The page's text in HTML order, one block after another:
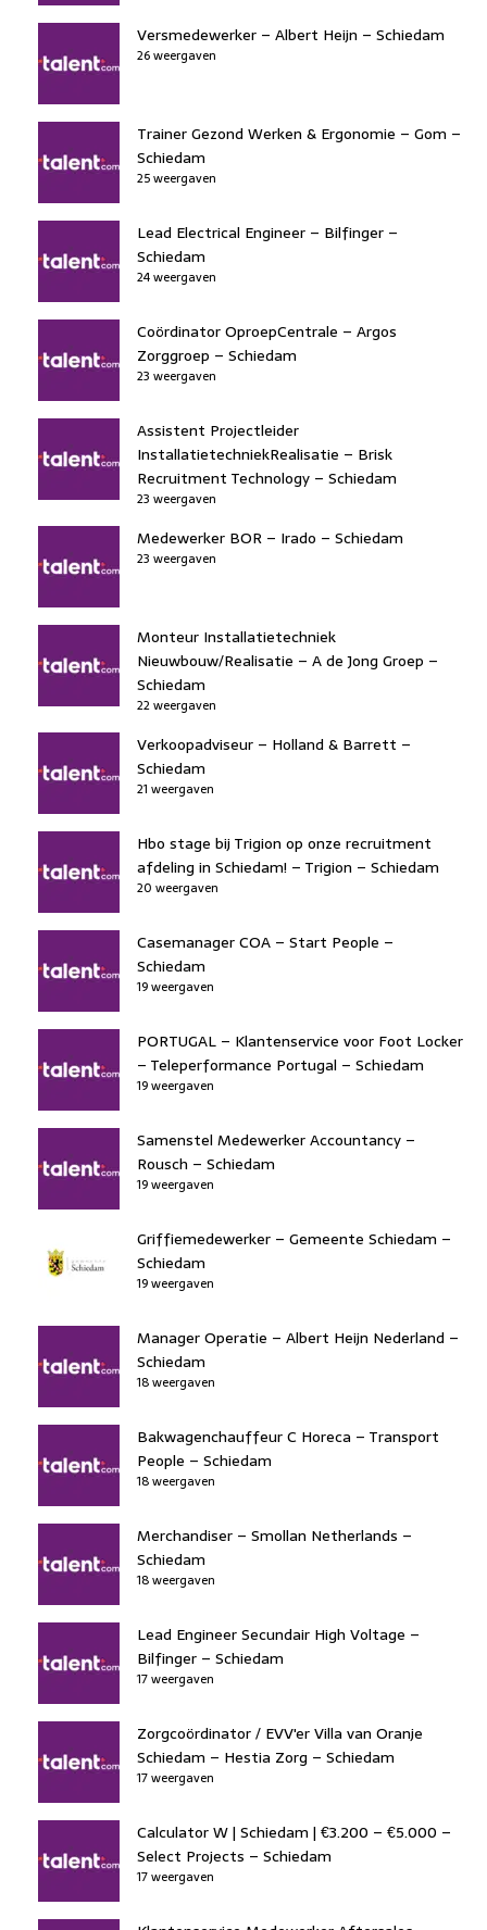
Versmedewerker – Albert Heijn – Schiedam
26 weergaven
Trainer Gezond Werken & Ergonomie – Gom –
Schiedam
25 weergaven
Lead Electrical Engineer – Bilfinger –
Schiedam
24 weergaven
Coördinator OproepCentrale – Argos
Zorggroep – Schiedam
23 weergaven
Assistent Projectleider
InstallatietechniekRealisatie – Brisk
Recruitment Technology – Schiedam
23 weergaven
Medewerker BOR – Irado – Schiedam
23 weergaven
Monteur Installatietechniek
Nieuwbouw/Realisatie – A de Jong Groep –
Schiedam
22 weergaven
Verkoopadviseur – Holland & Barrett –
Schiedam
21 weergaven
Hbo stage bij Trigion op onze recruitment
afdeling in Schiedam! – Trigion – Schiedam
20 weergaven
Casemanager COA – Start People –
Schiedam
19 weergaven
PORTUGAL – Klantenservice voor Foot Locker
– Teleperformance Portugal – Schiedam
19 weergaven
Samenstel Medewerker Accountancy –
Rousch – Schiedam
19 weergaven
Griffiemedewerker – Gemeente Schiedam –
Schiedam
19 weergaven
Manager Operatie – Albert Heijn Nederland –
Schiedam
18 weergaven
Bakwagenchauffeur C Horeca – Transport
People – Schiedam
18 weergaven
Merchandiser – Smollan Netherlands –
Schiedam
18 weergaven
Lead Engineer Secundair High Voltage –
Bilfinger – Schiedam
17 weergaven
Zorgcoördinator / EVV'er Villa van Oranje
Schiedam – Hestia Zorg – Schiedam
17 weergaven
Calculator W | Schiedam | €3.200 – €5.000 –
Select Projects – Schiedam
17 weergaven